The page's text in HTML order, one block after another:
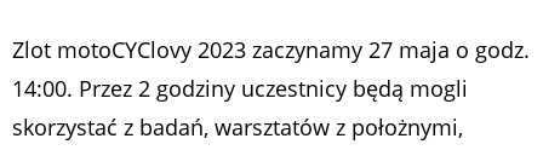
Zlot motoCYClovy 2023 zaczynamy 27 maja o godz.
14:00. Przez 2 godziny uczestnicy będą mogli
skorzystać z badań, warsztatów z położnymi,